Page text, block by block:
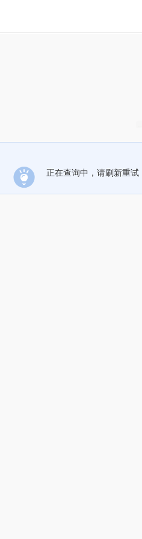
正在查询中，请刷新重试